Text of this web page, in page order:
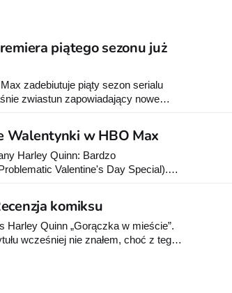
piątego sezonu już
zadebiutuje piąty sezon serialu
zwiastun zapowiadający nowe
Walentynki w HBO Max
Harley Quinn: Bardzo
Valentine's Day Special).
Bane i Clayface udają się do Gotham
komiksu
Quinn „Gorączka w mieście”.
wcześniej nie znałem, choć z tego
przygody byłej